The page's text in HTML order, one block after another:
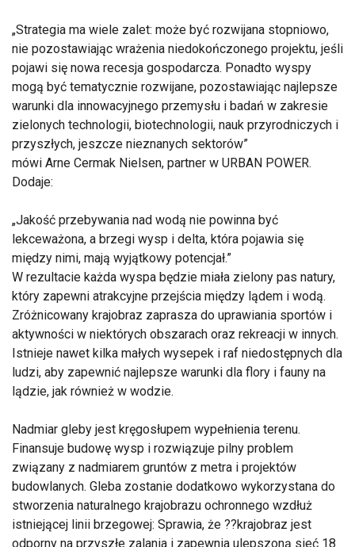
Strategia ma wiele zalet: może być rozwijana stopniowo,
nie pozostawiając wrażenia niedokończonego projektu, jeśli
pojawi się nowa recesja gospodarcza. Ponadto wyspy
mogą być tematycznie rozwijane, pozostawiając najlepsze
warunki dla innowacyjnego przemysłu i badań w zakresie
zielonych technologii, biotechnologii, nauk przyrodniczych i
przyszłych, jeszcze nieznanych sektorów
mówi Arne Cermak Nielsen, partner w URBAN POWER.
Dodaje:
Jakość przebywania nad wodą nie powinna być
lekceważona, a brzegi wysp i delta, która pojawia się
między nimi, mają wyjątkowy potencjał.
W rezultacie każda wyspa będzie miała zielony pas natury,
który zapewni atrakcyjne przejścia między lądem i wodą.
Zróżnicowany krajobraz zaprasza do uprawiania sportów i
aktywności w niektórych obszarach oraz rekreacji w innych.
Istnieje nawet kilka małych wysepek i raf niedostępnych dla
ludzi, aby zapewnić najlepsze warunki dla flory i fauny na
lądzie, jak również w wodzie.
Nadmiar gleby jest kręgosłupem wypełnienia terenu.
Finansuje budowę wysp i rozwiązuje pilny problem
związany z nadmiarem gruntów z metra i projektów
budowlanych. Gleba zostanie dodatkowo wykorzystana do
stworzenia naturalnego krajobrazu ochronnego wzdłuż
istniejącej linii brzegowej: Sprawia, że ??krajobraz jest
odporny na przyszłe zalania i zapewnia ulepszoną sieć 18